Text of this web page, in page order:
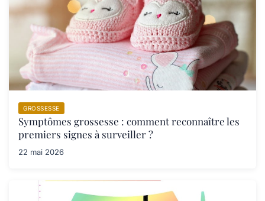
GROSSESSE
Symptômes grossesse : comment reconnaître les
premiers signes à surveiller ?
22 mai 2026